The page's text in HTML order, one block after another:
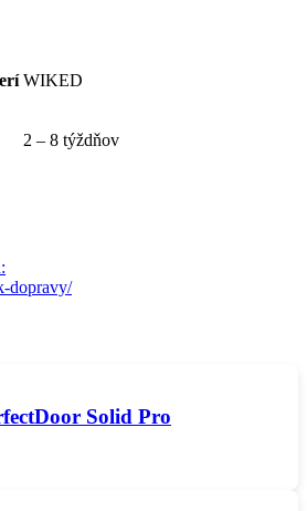
WIKED
2 – 8 týždňov
dopravy/
Solid Pro